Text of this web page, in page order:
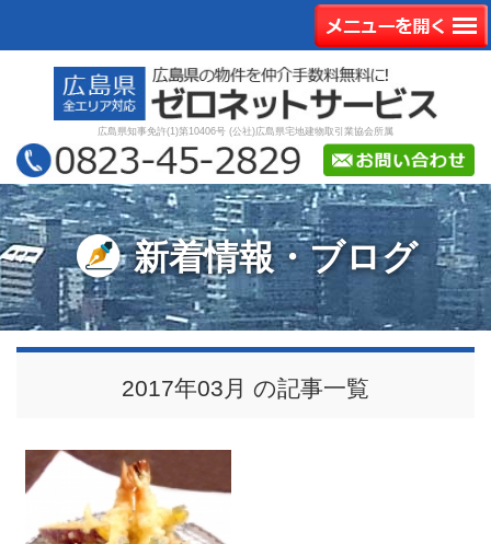
広島県知事免許(1)第10406号 (公社)広島県宅地建物取引業協会所属
新着情報・ブログ
2017年03月 の記事一覧